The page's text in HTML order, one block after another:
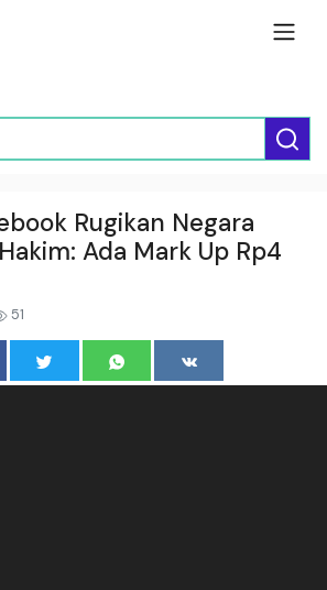
Rugikan Negara
Ada Mark Up Rp4
51